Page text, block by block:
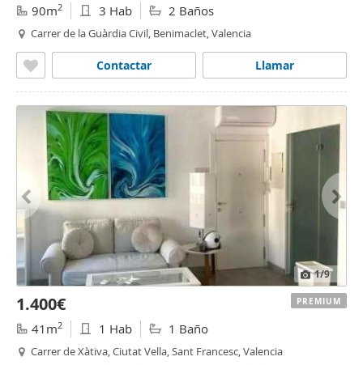
90m2 3 Hab 2 Baños
Carrer de la Guàrdia Civil, Benimaclet, Valencia
Llamar
Contactar
1/9
1.400€
41m2 1 Hab 1 Baño
Carrer de Xàtiva, Ciutat Vella, Sant Francesc, Valencia
PREMIUM